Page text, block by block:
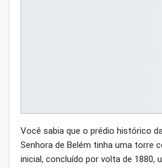
Você sabia que o prédio histórico
Senhora de Belém tinha uma torre
inicial, concluído por volta de 1880,